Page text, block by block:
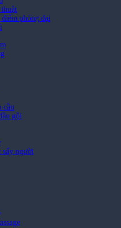
phóng đại
cầu
gội
sấy người